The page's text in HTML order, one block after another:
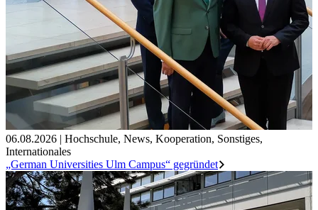
06.08.2026 Hochschule, News, Kooperation, Sonstiges,
Internationales
„German Universities Ulm Campus“ gegründet